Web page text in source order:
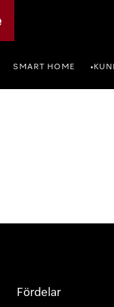
SMART HOME •
Fördelar